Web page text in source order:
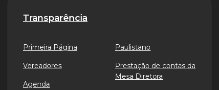
Transparência
Primeira Página
Vereadores
Agenda
Paulistano
Prestação de contas da
Mesa Diretora